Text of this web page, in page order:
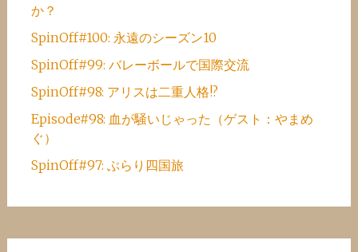
か？
SpinOff#100: 永遠のシーズン10
SpinOff#99: バレーボールで国際交流
SpinOff#98: アリスは二重人格!?
Episode#98: 血が騒いじゃった（ゲスト：やまめ
ぐ）
SpinOff#97: ぶらり四国旅